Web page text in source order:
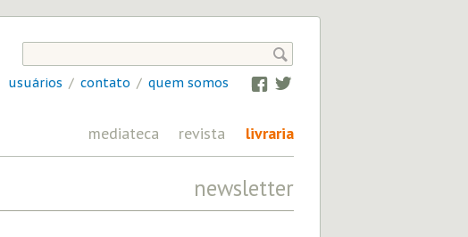
mediateca revista livraria
newsletter

usuários / contato / quem somos Facebook
Twitter